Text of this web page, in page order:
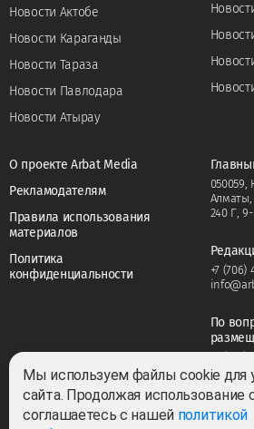
Новости Актобе
Новости Караганды
Новости Тараза
Новости Павлодара
Новости Атырау
О проекте Arbat Media
Рекламодателям
Правила использования
материалов
Политика
конфиденциальности
050059,
240 Г,
+7 (706)
По
Мы используем файлы cookie для
сайта. Продолжая использование
соглашаетесь с нашей политикой